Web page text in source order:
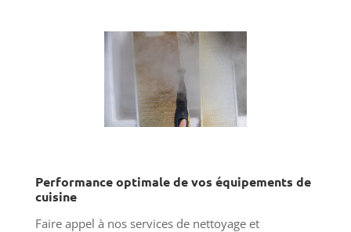
Performance optimale de vos équipements de
cuisine
Faire appel à nos services de nettoyage et